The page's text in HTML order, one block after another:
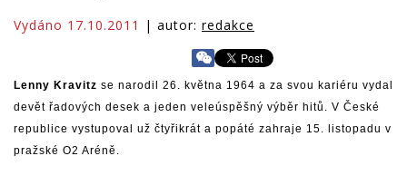
Vydáno 17.10.2011 | autor: redakce
Lenny Kravitz se narodil 26. května 1964 a za svou kariéru vydal
devět řadových desek a jeden veleúspěšný výběr hitů. V České
republice vystupoval už čtyřikrát a popáté zahraje 15. listopadu v
pražské O2 Aréně.